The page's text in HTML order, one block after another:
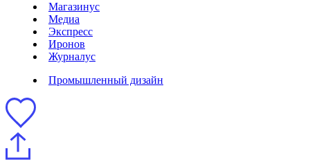
Магазинус
Медиа
Экспресс
Иронов
Журналус
Промышленный дизайн